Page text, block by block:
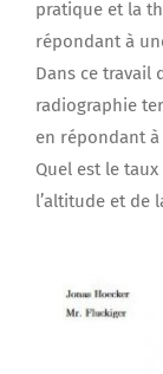
pratique et la
répondant à
Dans ce travail
radiographie
en répondant
Quel est le
l’altitude et de